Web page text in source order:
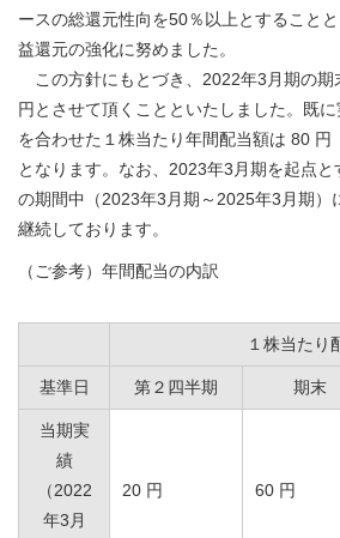
ースの総還元性向を50％以上とすること
益還元の強化に努めました。
この方針にもとづき、2022年3月期の期
円とさせて頂くことといたしました。既
を合わせた１株当たり年間配当額は 80 円
となります。なお、2023年3月期を起点
の期間中（2023年3月期～2025年3月期）
継続しております。
（ご参考）年間配当の内訳
１株当たり
基準日 第２四半期 期末
当期実
績
（2022
年3月
20 円 60 円